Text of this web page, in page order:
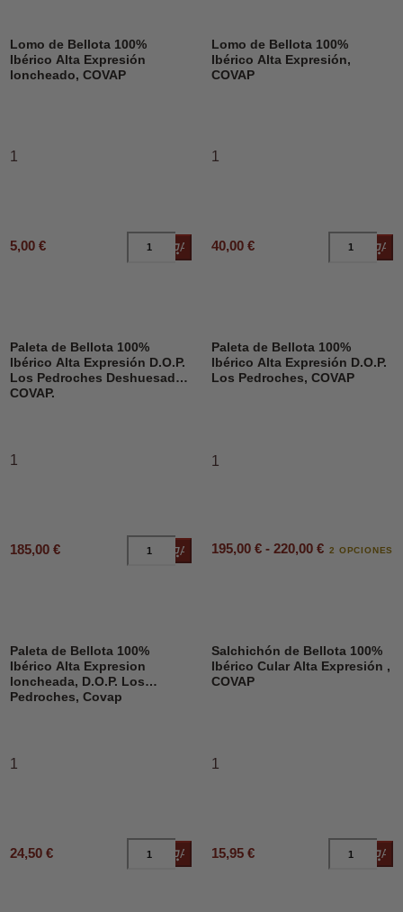
Lomo de Bellota 100%
Ibérico Alta Expresión
loncheado, COVAP
1
5,00 € Añadir al carrito
Lomo de Bellota 100%
Ibérico Alta Expresión,
COVAP
1
40,00 €
Paleta de Bellota 100%
Ibérico Alta Expresión D.O.P.
Los Pedroches Deshuesado,
COVAP.
1
185,00 € Añadir al carrito
Paleta de Bellota 100%
Ibérico Alta Expresión D.O.P.
Los Pedroches, COVAP
1
195,00 € - 220,00 € 2 OPCIONES
Paleta de Bellota 100%
Ibérico Alta Expresion
loncheada, D.O.P. Los
Pedroches, Covap
1
24,50 € Añadir al carrito
Salchichón de Bellota 100%
Ibérico Cular Alta Expresión ,
COVAP
1
15,95 €